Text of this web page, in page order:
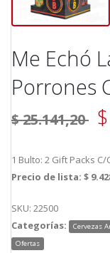
Me Echó
Porrones
$ 25.141,20
1 Bulto: 2 Gift Packs C/
Precio de lista: $
SKU: 22500
Categorías:
Cervezas
Ofertas